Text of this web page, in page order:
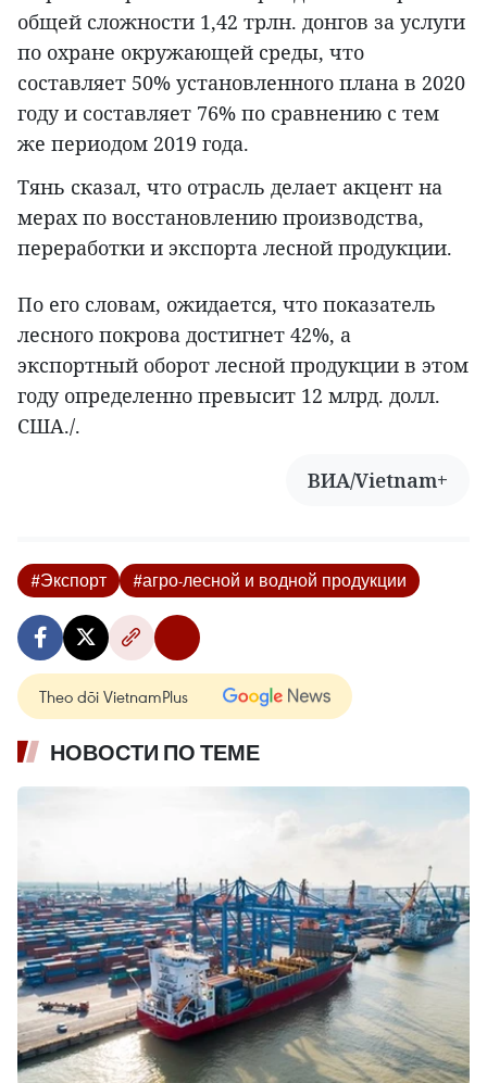
общей сложности 1,42 трлн. донгов за услуги
по охране окружающей среды, что
составляет 50% установленного плана в 2020
году и составляет 76% по сравнению с тем
же периодом 2019 года.
Тянь сказал, что отрасль делает акцент на
мерах по восстановлению производства,
переработки и экспорта лесной продукции.
По его словам, ожидается, что показатель
лесного покрова достигнет 42%, а
экспортный оборот лесной продукции в этом
году определенно превысит 12 млрд. долл.
США./.
ВИА/Vietnam+
#Экспорт #агро-лесной и водной продукции
Theo dõi VietnamPlus
НОВОСТИ ПО ТЕМЕ